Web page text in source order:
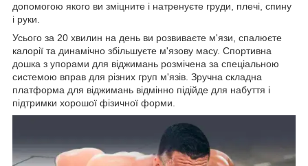
допомогою якого ви зміцните і натренуєте груди, плечі, спину
і руки.
Усього за 20 хвилин на день ви розвиваєте м'язи, спалюєте
калорії та динамічно збільшуєте м'язову масу. Спортивна
дошка з упорами для віджимань розмічена за спеціальною
системою вправ для різних груп м'язів. Зручна складна
платформа для віджимань відмінно підійде для набуття і
підтримки хорошої фізичної форми.